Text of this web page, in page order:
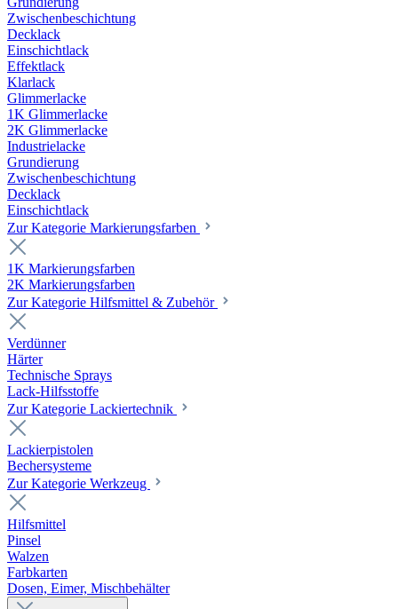
Zwischenbeschichtung
Decklack
Einschichtlack
Effektlack
Klarlack
Glimmerlacke
1K Glimmerlacke
2K Glimmerlacke
Industrielacke
Grundierung
Zwischenbeschichtung
Decklack
Einschichtlack
Zur Kategorie Markierungsfarben
1K Markierungsfarben
2K Markierungsfarben
Zur Kategorie Hilfsmittel & Zubehör
Verdünner
Härter
Technische Sprays
Lack-Hilfsstoffe
Zur Kategorie Lackiertechnik
Lackierpistolen
Bechersysteme
Zur Kategorie Werkzeug
Hilfsmittel
Pinsel
Walzen
Farbkarten
Dosen, Eimer, Mischbehälter